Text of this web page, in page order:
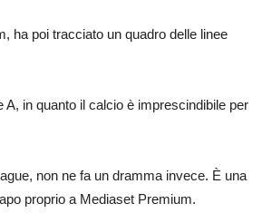
ha poi tracciato un quadro delle linee
A, in quanto il calcio è imprescindibile per
non ne fa un dramma invece. È una
proprio a Mediaset Premium.